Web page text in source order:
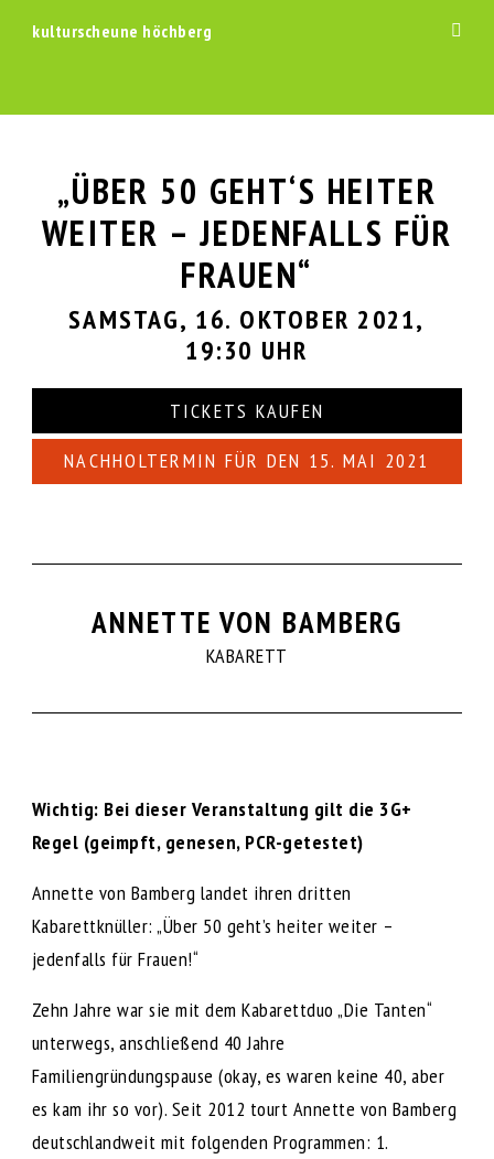
kulturscheune höchberg
„ÜBER 50 GEHT‘S HEITER
WEITER – JEDENFALLS FÜR
FRAUEN“
SAMSTAG, 16. OKTOBER 2021,
19:30 UHR
TICKETS KAUFEN
NACHHOLTERMIN FÜR DEN 15. MAI 2021
ANNETTE VON BAMBERG
KABARETT
Wichtig: Bei dieser Veranstaltung gilt die 3G+
Regel (geimpft, genesen, PCR-getestet)
Annette von Bamberg landet ihren dritten
Kabarettknüller: „Über 50 geht’s heiter weiter –
jedenfalls für Frauen!“
Zehn Jahre war sie mit dem Kabarettduo „Die Tanten“
unterwegs, anschließend 40 Jahre
Familiengründungspause (okay, es waren keine 40, aber
es kam ihr so vor). Seit 2012 tourt Annette von Bamberg
deutschlandweit mit folgenden Programmen: 1.